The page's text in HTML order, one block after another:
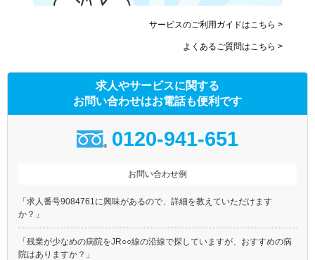
サービスのご利用ガイドはこちら >
よくあるご質問はこちら >
求人やサービスに関する
お問い合わせはお電話も便利です
0120-941-651
お問い合わせ例
「求人番号9084761に興味があるので、詳細を教えていただけます
か？」
「残業が少なめの病院をJR○○線の沿線で探していますが、おすすめの病
院はありますか？」